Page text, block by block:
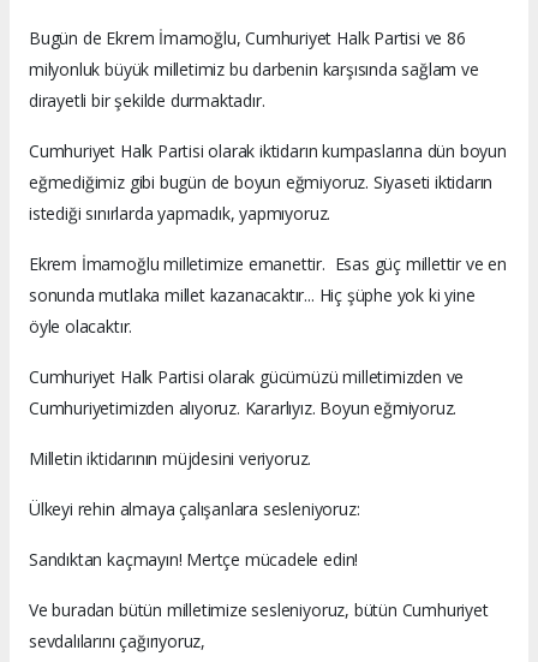
Bugün de Ekrem İmamoğlu, Cumhuriyet Halk Partisi ve 86
milyonluk büyük milletimiz bu darbenin karşısında sağlam ve
dirayetli bir şekilde durmaktadır.
Cumhuriyet Halk Partisi olarak iktidarın kumpaslarına dün boyun
eğmediğimiz gibi bugün de boyun eğmiyoruz. Siyaseti iktidarın
istediği sınırlarda yapmadık, yapmıyoruz.
Ekrem İmamoğlu milletimize emanettir. Esas güç millettir ve en
sonunda mutlaka millet kazanacaktır... Hiç şüphe yok ki yine
öyle olacaktır.
Cumhuriyet Halk Partisi olarak gücümüzü milletimizden ve
Cumhuriyetimizden alıyoruz. Kararlıyız. Boyun eğmiyoruz.
Milletin iktidarının müjdesini veriyoruz.
Ülkeyi rehin almaya çalışanlara sesleniyoruz:
Sandıktan kaçmayın! Mertçe mücadele edin!
Ve buradan bütün milletimize sesleniyoruz, bütün Cumhuriyet
sevdalılarını çağırıyoruz,